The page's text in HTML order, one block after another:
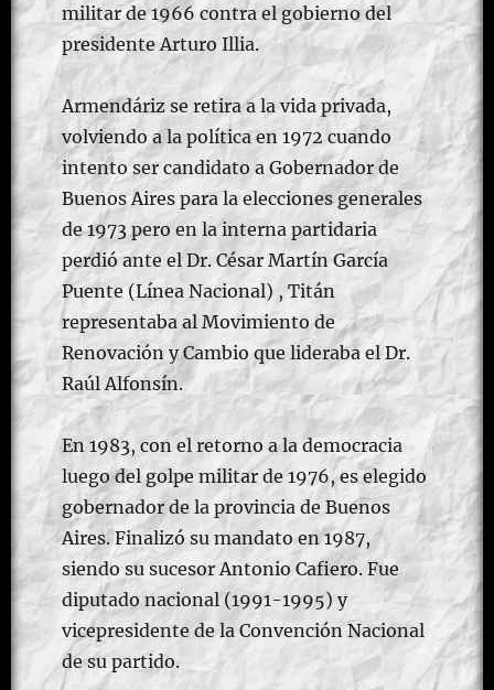
militar de 1966 contra el gobierno del
presidente Arturo Illia.
Armendáriz se retira a la vida privada,
volviendo a la política en 1972 cuando
intento ser candidato a Gobernador de
Buenos Aires para la elecciones generales
de 1973 pero en la interna partidaria
perdió ante el Dr. César Martín García
Puente (Línea Nacional) , Titán
representaba al Movimiento de
Renovación y Cambio que lideraba el Dr.
Raúl Alfonsín.
En 1983, con el retorno a la democracia
luego del golpe militar de 1976, es elegido
gobernador de la provincia de Buenos
Aires. Finalizó su mandato en 1987,
siendo su sucesor Antonio Cafiero. Fue
diputado nacional (1991-1995) y
vicepresidente de la Convención Nacional
de su partido.